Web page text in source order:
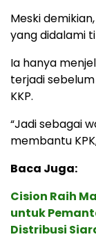
Meski
yang didalami
Ia hanya
terjadi
KKP.
“Jadi sebagai
membantu
Baca Juga:
Cision Raih
untuk
Distribusi